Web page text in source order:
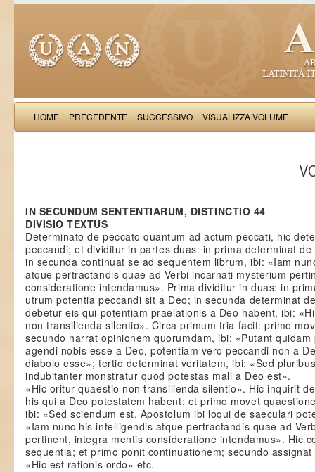
HOME PRECEDENTE SUCCESSIVO VISUALIZZA VOLUME
IN SECUNDUM SENTENTIARUM, DISTINCTIO 44
DIVISIO TEXTUS
Determinato de peccato quantum ad actum peccati, hic
peccandi; et dividitur in partes duas: in prima determinat
in secunda continuat se ad sequentem librum, ibi: «Iam
atque pertractandis quae ad Verbi incarnati mysterium
consideratione intendamus». Prima dividitur in duas: in
utrum potentia peccandi sit a Deo; in secunda determinat
debetur eis qui potentiam praelationis a Deo habent, ibi:
non transilienda silentio». Circa primum tria facit: primo
secundo narrat opinionem quorumdam, ibi: «Putant
agendi nobis esse a Deo, potentiam vero peccandi non a
diabolo esse»; tertio determinat veritatem, ibi: «Sed
indubitanter monstratur quod potestas mali a Deo est».
«Hic oritur quaestio non transilienda silentio». Hic inquirit
his qui a Deo potestatem habent: et primo movet
ibi: «Sed sciendum est, Apostolum ibi loqui de saeculari
«Iam nunc his intelligendis atque pertractandis quae ad
pertinent, integra mentis consideratione intendamus». Hic
sequentia; et primo ponit continuationem; secundo
«Hic est rationis ordo» etc.